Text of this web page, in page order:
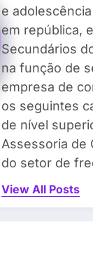
e
em república,
Secundários
na função de
empresa de
os seguintes
de nível
Assessoria de
do setor de
View All Posts